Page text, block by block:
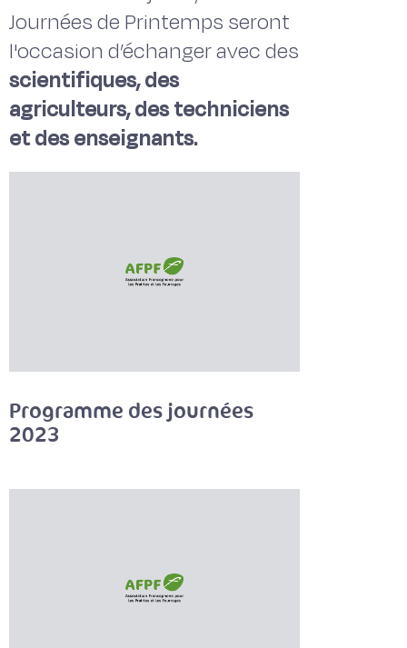
Journées de Printemps seront
l'occasion d’échanger avec des
scientifiques,des
agriculteurs, des techniciens
et des enseignants.
Programme des journées
2023